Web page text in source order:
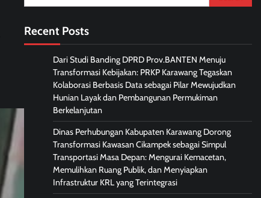
for:
Recent Posts
Dari Studi Banding DPRD Prov.BANTEN Menuju
Transformasi Kebijakan: PRKP Karawang Tegaskan
Kolaborasi Berbasis Data sebagai Pilar Mewujudkan
Hunian Layak dan Pembangunan Permukiman
Berkelanjutan
Dinas Perhubungan Kabupaten Karawang Dorong
Transformasi Kawasan Cikampek sebagai Simpul
Transportasi Masa Depan: Mengurai Kemacetan,
Memulihkan Ruang Publik, dan Menyiapkan
Infrastruktur KRL yang Terintegrasi